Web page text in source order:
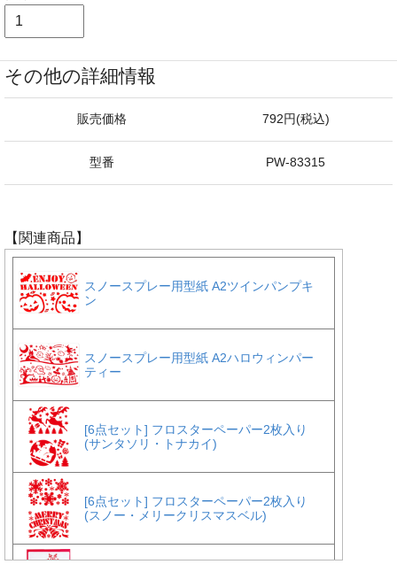
その他の詳細情報
販売価格 792円(税込)
型番 PW-83315
【関連商品】